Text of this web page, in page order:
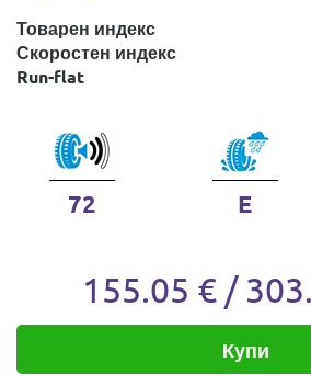
Товарен индекс
Скоростен индекс
Run-flat
72 E
155.05 € /
Купи